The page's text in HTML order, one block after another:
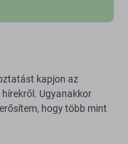
kapjon az
Ugyanakkor
hogy több mint